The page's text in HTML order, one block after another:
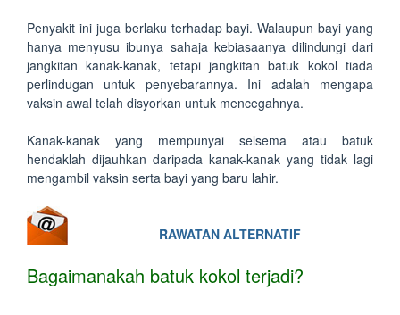
Penyakit ini juga berlaku terhadap bayi. Walaupun bayi yang
hanya menyusu ibunya sahaja kebiasaanya dilindungi dari
jangkitan kanak-kanak, tetapi jangkitan batuk kokol tiada
perlindugan untuk penyebarannya. Ini adalah mengapa
vaksin awal telah disyorkan untuk mencegahnya.
Kanak-kanak yang mempunyai selsema atau batuk
hendaklah dijauhkan daripada kanak-kanak yang tidak lagi
mengambil vaksin serta bayi yang baru lahir.
RAWATAN ALTERNATIF
Bagaimanakah batuk kokol terjadi?